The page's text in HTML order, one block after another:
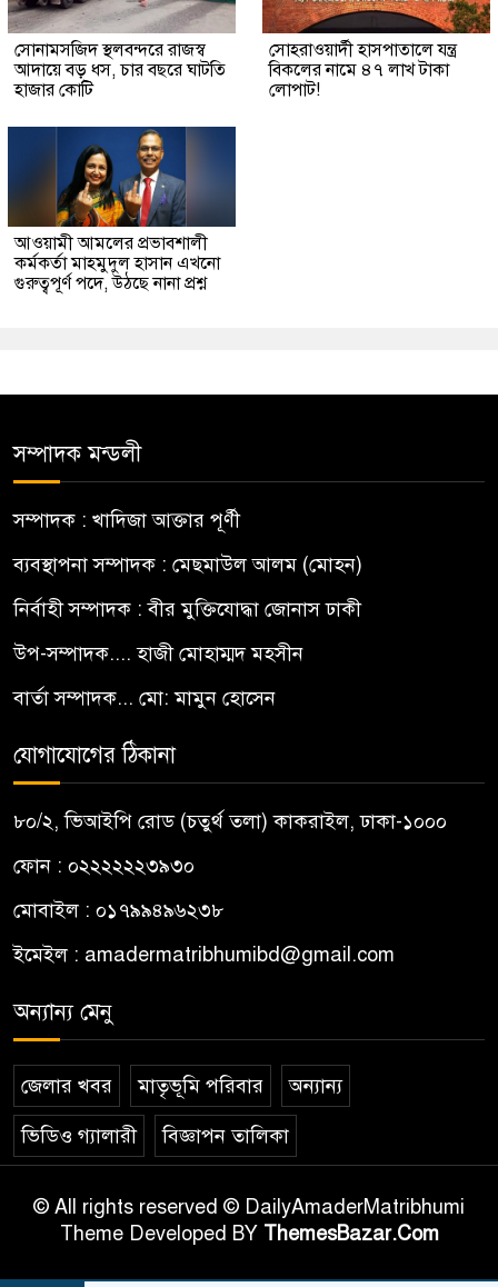
সোনামসজিদ স্থলবন্দরে রাজস্ব
আদায়ে বড় ধস, চার বছরে ঘাটতি
হাজার কোটি
সোহরাওয়ার্দী হাসপাতালে যন্ত্র
বিকলের নামে ৪৭ লাখ টাকা
লোপাট!
আওয়ামী আমলের প্রভাবশালী
কর্মকর্তা মাহমুদুল হাসান এখনো
গুরুত্বপূর্ণ পদে, উঠছে নানা প্রশ্ন
সম্পাদক মন্ডলী
সম্পাদক : খাদিজা আক্তার পূর্ণী
ব্যবস্থাপনা সম্পাদক : মেছমাউল আলম (মোহন)
নির্বাহী সম্পাদক : বীর মুক্তিযোদ্ধা জোনাস ঢাকী
উপ-সম্পাদক.... হাজী মোহাম্মদ মহসীন
বার্তা সম্পাদক... মো: মামুন হোসেন
যোগাযোগের ঠিকানা
৮০/২, ভিআইপি রোড (চতুর্থ তলা) কাকরাইল, ঢাকা-১০০০
ফোন : ০২২২২২২৩৯৩০
মোবাইল : ০১৭৯৯৪৯৬২৩৮
ইমেইল : amadermatribhumibd@gmail.com
অন্যান্য মেনু
জেলার খবর মাতৃভূমি পরিবার অন্যান্য
ভিডিও গ্যালারী বিজ্ঞাপন তালিকা
© All rights reserved © DailyAmaderMatribhumi
Theme Developed BY ThemesBazar.Com